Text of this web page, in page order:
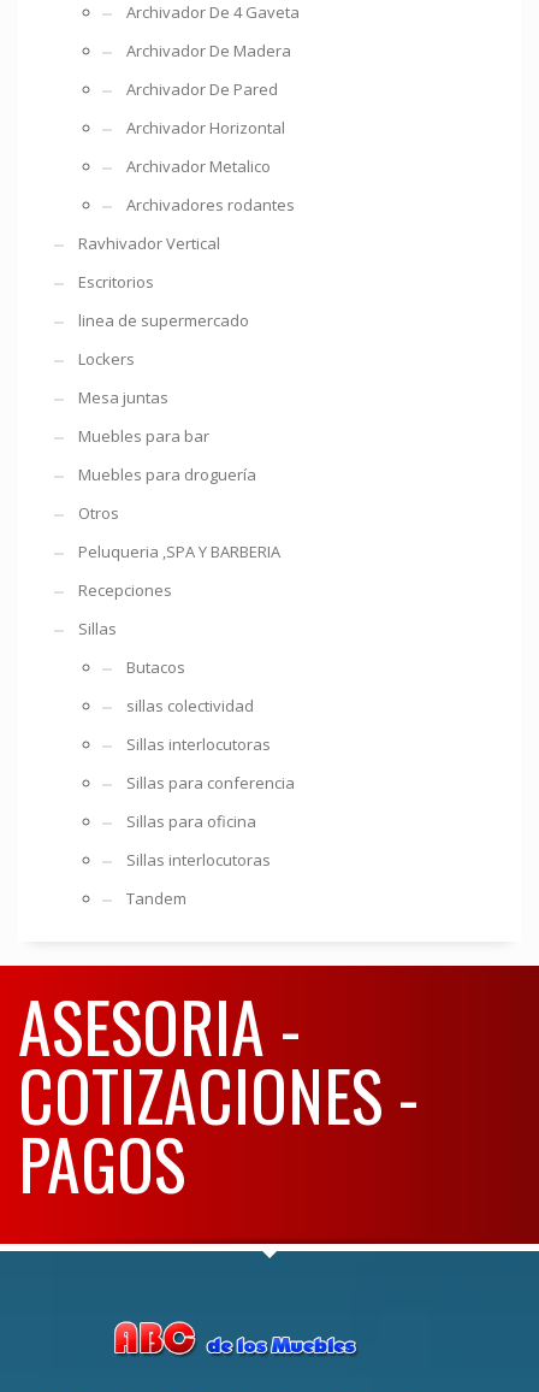
Archivador De 4 Gaveta
Archivador De Madera
Archivador De Pared
Archivador Horizontal
Archivador Metalico
Archivadores rodantes
Ravhivador Vertical
Escritorios
linea de supermercado
Lockers
Mesa juntas
Muebles para bar
Muebles para droguería
Otros
Peluqueria ,SPA Y BARBERIA
Recepciones
Sillas
Butacos
sillas colectividad
Sillas interlocutoras
Sillas para conferencia
Sillas para oficina
Sillas interlocutoras
Tandem
ASESORIA -
COTIZACIONES -
PAGOS